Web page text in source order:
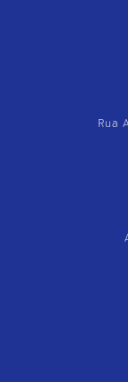
Rua